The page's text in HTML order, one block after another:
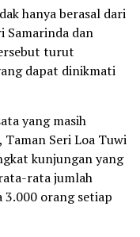
hanya berasal dari
Samarinda dan
turut
dapat dinikmati
yang masih
Taman Seri Loa Tuwi
kunjungan yang
rata jumlah
3.000 orang setiap